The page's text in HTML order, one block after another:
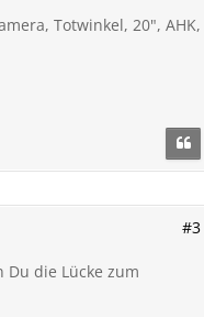
Totwinkel, 20", AHK,
#3
die Lücke zum